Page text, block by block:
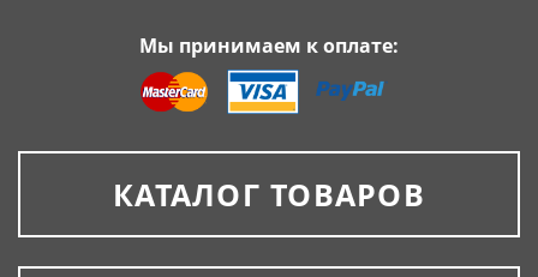
Мы принимаем к оплате:
КАТАЛОГ ТОВАРОВ